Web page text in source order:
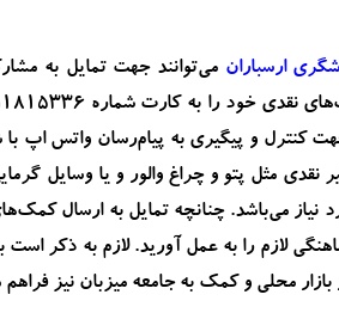
ارسباران می‌توانند جهت تمایل به
و پیگیری به پیام‌رسان واتس اپ با شماره
نقدی مثل پتو و چراغ والور و یا وسایل
می‌باشد. چنانچه تمایل به ارسال
لازم را به عمل آورید. لازم به ذکر
محلی و کمک به جامعه میزبان نیز